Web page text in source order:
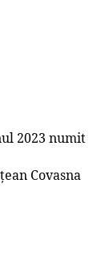
2023 numit
Covasna